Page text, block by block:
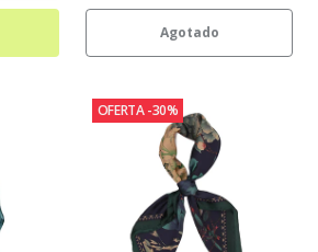
Agotado
OFERTA -30%